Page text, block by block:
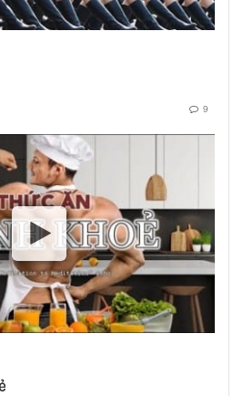
Mại Và Yếu Đuối Là Thuộc Về Đỉnh Cao
Chiếu Trong Gương
Giải Chuyện Con Yêu - Con Ghét
Chất Đàn Bà
9